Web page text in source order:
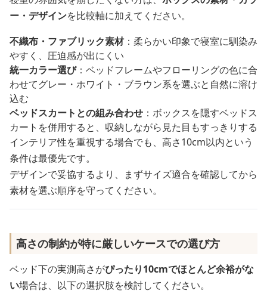
ー・デザインを比較軸に加えてください。
不織布・ファブリック素材：柔らかい印象で寝室に馴染み
やすく、圧迫感が出にくい
統一カラー選び：ベッドフレームやフローリングの色に合
わせてグレー・ホワイト・ブラウン系を選ぶと自然に溶け
込む
ベッドスカートとの組み合わせ ：ボックスを隠すベッドス
カートを併用すると、収納しながら見た目もすっきりする
インテリア性を重視する場合でも、高さ10cm以内という
条件は最優先です。
デザインで妥協するより、まずサイズ適合を確認してから
素材を選ぶ順序を守ってください。
高さの制約が特に厳しいケースでの選び方
ベッド下の実測高さがぴったり10cmでほとんど余裕がな
い場合は、以下の選択肢を検討してください。